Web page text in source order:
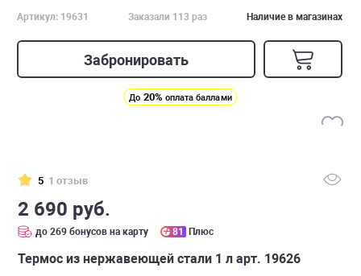
Артикул: 19631 Заказали 113 раз Наличие в магазинах
Забронировать
До 20% оплата баллами
5 1 отзыв
2 690 руб.
до 269 бонусов на карту 81 Плюс
Термос из нержавеющей стали 1 л арт. 19626